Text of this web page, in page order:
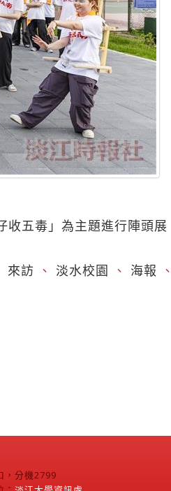
收五毒」為主題進行陣頭展
來訪 、 淡水校園 、 海報 、
，分機2799